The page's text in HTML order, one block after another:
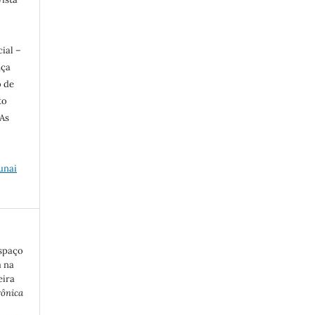
–
de
na